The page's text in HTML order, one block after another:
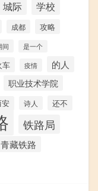
城际 学校
成都 攻略
间 是一个
车 疫情 的人
职业技术学院
安 诗人 还不
铁路局
青藏铁路